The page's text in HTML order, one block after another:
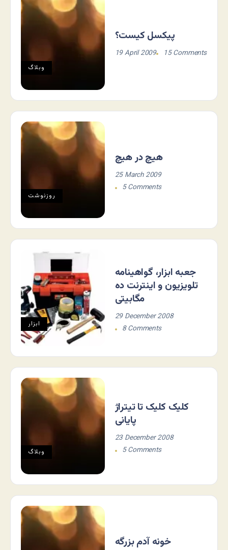
وبلاگ
پیکسل کیست؟
19 April 2009 15 Comments
روزنوشت
هیچ در هیچ
25 March 2009
5 Comments
ابزار
جعبه ابزار، گواهینامه
تلویزیون و اینترنت ده
مگابیتی
29 December 2008
8 Comments
وبلاگ
کلیک کلیک تا تیتراژ
پایانی
23 December 2008
5 Comments
خونه آدم بزرگه